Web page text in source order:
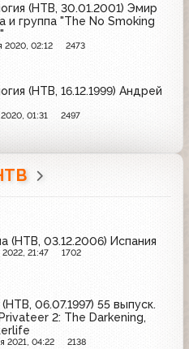
(НТВ, 30.01.2001) Эмир
и группа "The No Smoking
2020, 02:12 2473
(НТВ, 16.12.1999) Андрей
01:31 2497
(НТВ, 03.12.2006) Испания
21:47 1702
06.07.1997) 55 выпуск.
2: The Darkening,
2021, 04:22 2138